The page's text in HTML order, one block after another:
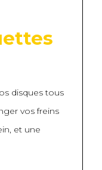
disques tous
vos freins
et une